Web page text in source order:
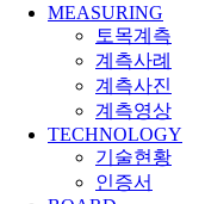
MEASURING
토목계측
계측사례
계측사진
계측영상
TECHNOLOGY
기술현황
인증서